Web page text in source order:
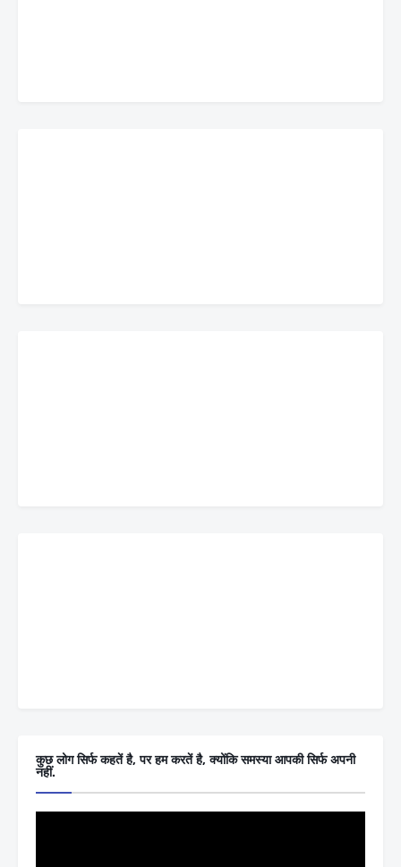
कुछ लोग सिर्फ कहतें है, पर हम करतें है, क्योंकि समस्या आपकी सिर्फ अपनी
नहीं.